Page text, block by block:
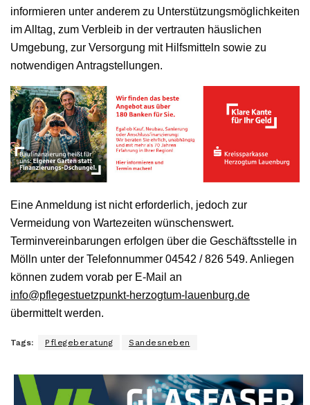
informieren unter anderem zu Unterstützungsmöglichkeiten
im Alltag, zum Verbleib in der vertrauten häuslichen
Umgebung, zur Versorgung mit Hilfsmitteln sowie zu
notwendigen Antragstellungen.
Eine Anmeldung ist nicht erforderlich, jedoch zur
Vermeidung von Wartezeiten wünschenswert.
Terminvereinbarungen erfolgen über die Geschäftsstelle in
Mölln unter der Telefonnummer 04542 / 826 549. Anliegen
können zudem vorab per E-Mail an
info@pflegestuetzpunkt-herzogtum-lauenburg.de
übermittelt werden.
Tags: Pflegeberatung Sandesneben